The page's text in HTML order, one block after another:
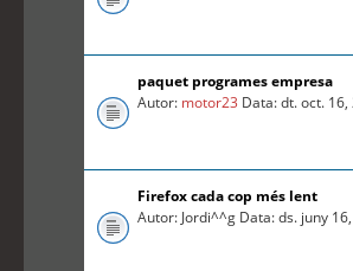
paquet programes empresa
Autor: motor23 Data: dt. oct.
Firefox cada cop més lent
Autor: Jordi^^g Data: ds. juny